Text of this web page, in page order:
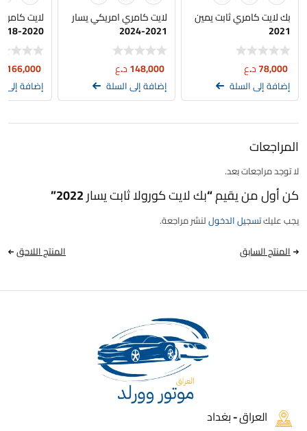
بك لايت كامري ثابت يمين
2021
78,000د.ع
إضافة إلى السلة
لايت كامري امريكي يسار
2021-2024
148,000د.ع
إضافة إلى السلة
لايت
2020
166,000
إضافة إلى
المراجعات
لا توجد مراجعات بعد.
كن أول من يقيم “بك لايت كورولا ثابت يسار 2022”
يجب عليكتسجيل الدخوللنشر مراجعة.
المنتج السابق
المنتج اللاحق
العراق - بغداد